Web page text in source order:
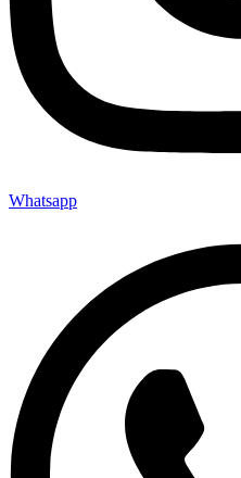
Whatsapp